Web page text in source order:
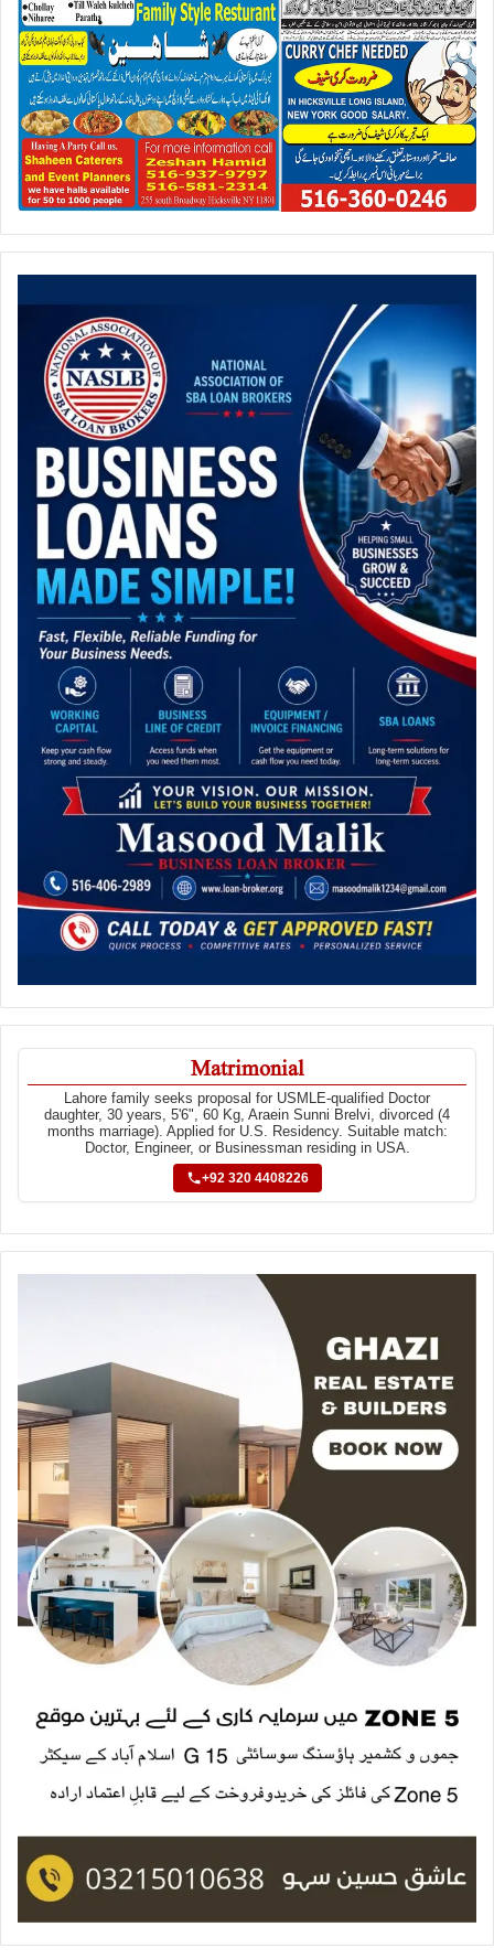
Matrimonial
Lahore family seeks proposal for USMLE-qualified Doctor
daughter, 30 years, 5'6", 60 Kg, Araein Sunni Brelvi, divorced (4
months marriage). Applied for U.S. Residency. Suitable match:
Doctor, Engineer, or Businessman residing in USA.
+92 320 4408226